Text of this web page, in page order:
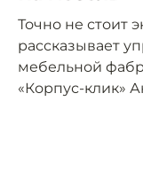
Точно не стоит
рассказывает
мебельной
«Корпус-клик»